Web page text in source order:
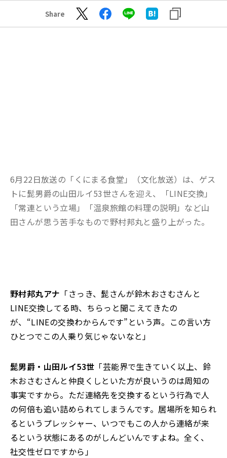
Share
6月22日放送の「くにまる食堂」（文化放送）は、ゲス
トに髭男爵の山田ルイ53世さんを迎え、「LINE交換」
「常連という立場」「温泉旅館の料理の説明」など山
田さんが思う苦手なもので野村邦丸と盛り上がった。
野村邦丸アナ 「さっき、髭さんが鈴木おさむさんと
LINE交換してる時、ちらっと聞こえてきたの
が、“LINEの交換わからんです”という声。この言い方
ひとつでこの人乗り気じゃないなと」
髭男爵・山田ルイ53世 「芸能界で生きていく以上、鈴
木おさむさんと仲良くしといた方が良いうのは周知の
事実ですから。ただ連絡先を交換するという行為で人
の何倍も追い詰められてしまうんです。居場所を知られ
るというプレッシャー、いつでもこの人から連絡が来
るという状態にあるのがしんどいんですよね。全く、
社交性ゼロですから」